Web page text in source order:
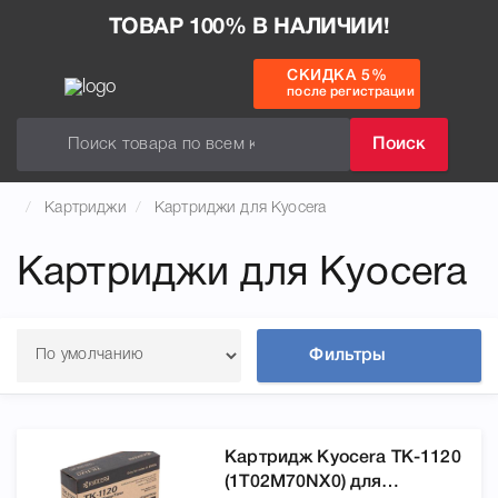
ТОВАР 100% В НАЛИЧИИ!
Поиск
СКИДКА 5%
после регистрации
Картриджи Картриджи для Kyocera
Картриджи для Kyocera
Фильтры
Картридж Kyocera TK-1120
(1T02M70NX0) для